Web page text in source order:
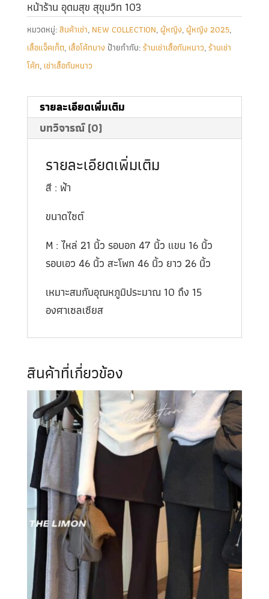
หน้าร้าน อุดมสุข สุขุมวิท 103
หมวดหมู่:สินค้าเช่า, NEW COLLECTION,ผู้หญิง,ผู้หญิง 2025,
เสื้อแจ็คเก็ต, เสื้อโค้ทบาง ป้ายกำกับ:ร้านเช่าเสื้อกันหนาว,ร้านเช่า
โค้ท, เช่าเสื้อกันหนาว
รายละเอียดเพิ่มเติม
บทวิจารณ์ (0)
รายละเอียดเพิ่มเติม
สี : ฟ้า
ขนาดไซต์
M : ไหล่ 21 นิ้ว รอบอก 47 นิ้ว แขน 16 นิ้ว
รอบเอว 46 นิ้ว สะโพก 46 นิ้ว ยาว 26 นิ้ว
เหมาะสมกับอุณหภูมิประมาณ 10 ถึง 15
องศาเซลเซียส
สินค้าที่เกี่ยวข้อง